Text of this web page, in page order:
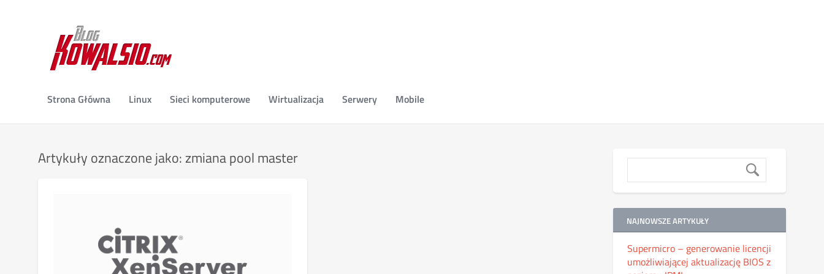
Strona Główna Linux Sieci komputerowe Wirtualizacja Serwery Mobile
Artykuły oznaczone jako: zmiana pool master
NAJNOWSZE ARTYKUŁY
Supermicro – generowanie licencji
umożliwiającej aktualizację BIOS z